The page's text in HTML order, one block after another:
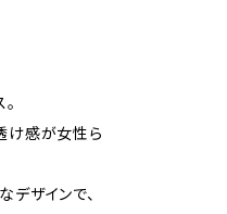
け感が女性ら
デザインで、